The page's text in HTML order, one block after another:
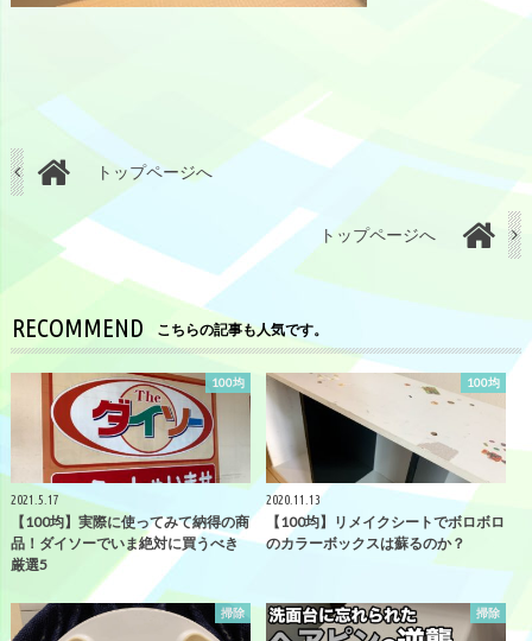
トップページへ
トップページへ
RECOMMEND こちらの記事も人気です。
100均
2021.5.17
【100均】実際に使ってみて納得の商
品！ダイソーでいま絶対に買うべき
厳選5
100均
2020.11.13
【100均】リメイクシートでボロボロ
のカラーボックスは蘇るのか？
掃除 掃除